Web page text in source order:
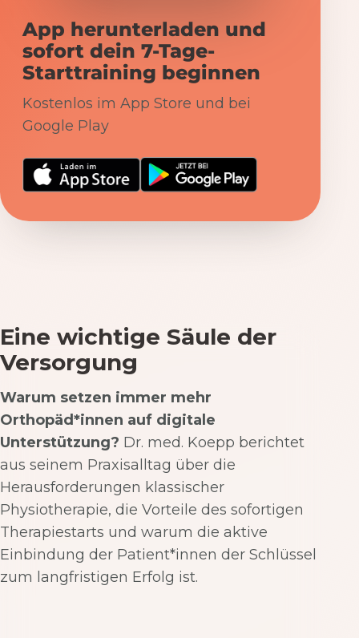
App herunterladen und
sofort dein 7-Tage-
Starttraining beginnen
Kostenlos im App Store und bei
Google Play
Eine wichtige Säule der
Versorgung
Warum setzen immer mehr
Orthopäd*innen auf digitale
Unterstützung? Dr. med. Koepp berichtet
aus seinem Praxisalltag über die
Herausforderungen klassischer
Physiotherapie, die Vorteile des sofortigen
Therapiestarts und warum die aktive
Einbindung der Patient*innen der Schlüssel
zum langfristigen Erfolg ist.